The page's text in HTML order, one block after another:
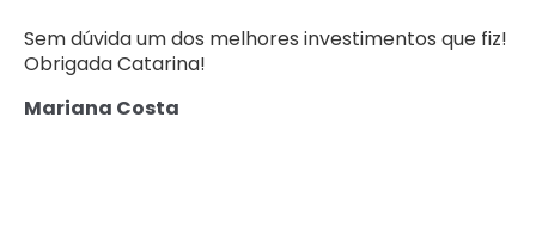
Sem dúvida um dos melhores investimentos que fiz!
Obrigada Catarina!
Mariana Costa